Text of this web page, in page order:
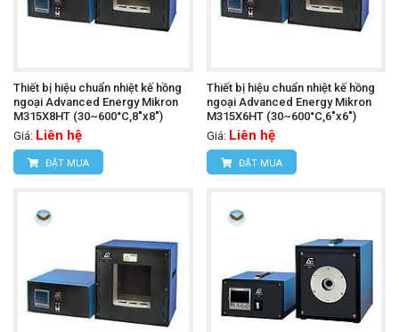
Thiết bị hiệu chuẩn nhiệt kế hồng
ngoại Advanced Energy Mikron
M315X8HT (30~600°C,8"x8")
Giá: Liên hệ
ĐẶT MUA
Thiết bị hiệu chuẩn nhiệt kế hồng
ngoại Advanced Energy Mikron
M315X6HT (30~600°C,6"x6")
Giá: Liên hệ
ĐẶT MUA